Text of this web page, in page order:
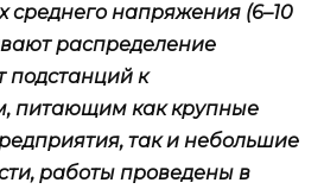
среднего напряжения (6–10
распределение
подстанций к
питающим как крупные
так и небольшие
работы проведены в